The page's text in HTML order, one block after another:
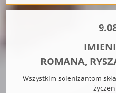
ROMANA,
Wszystkim solenizantom